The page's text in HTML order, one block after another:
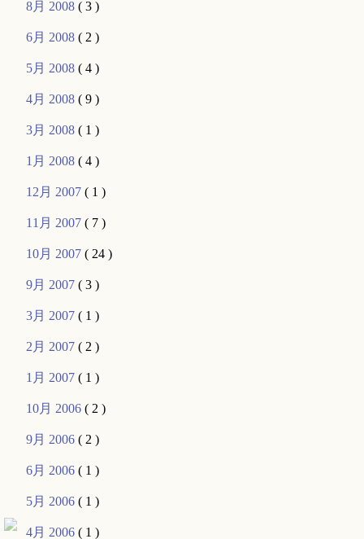
8月 2008( 3 )
6月 2008( 2 )
5月 2008( 4 )
4月 2008( 9 )
3月 2008( 1 )
1月 2008( 4 )
12月 2007( 1 )
11月 2007( 7 )
10月 2007( 24 )
9月 2007( 3 )
3月 2007( 1 )
2月 2007( 2 )
1月 2007( 1 )
10月 2006( 2 )
9月 2006( 2 )
6月 2006( 1 )
5月 2006( 1 )
4月 2006( 1 )